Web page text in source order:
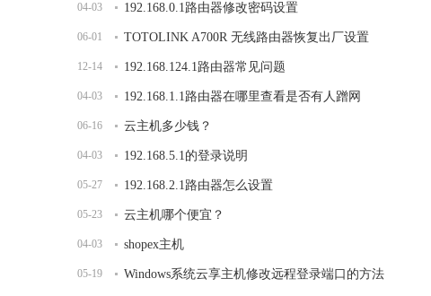
04-03 192.168.0.1路由器修改密码设置
06-01 TOTOLINK A700R 无线路由器恢复出厂设置
12-14 192.168.124.1路由器常见问题
04-03 192.168.1.1路由器在哪里查看是否有人蹭网
06-16 云主机多少钱？
04-03 192.168.5.1的登录说明
05-27 192.168.2.1路由器怎么设置
05-23 云主机哪个便宜？
04-03 shopex主机
05-19 Windows系统云享主机修改远程登录端口的方法